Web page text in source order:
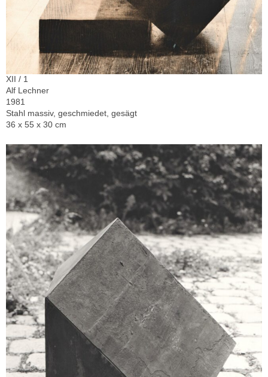
XII / 1
Alf Lechner
1981
Stahl massiv, geschmiedet, gesägt
36 x 55 x 30 cm